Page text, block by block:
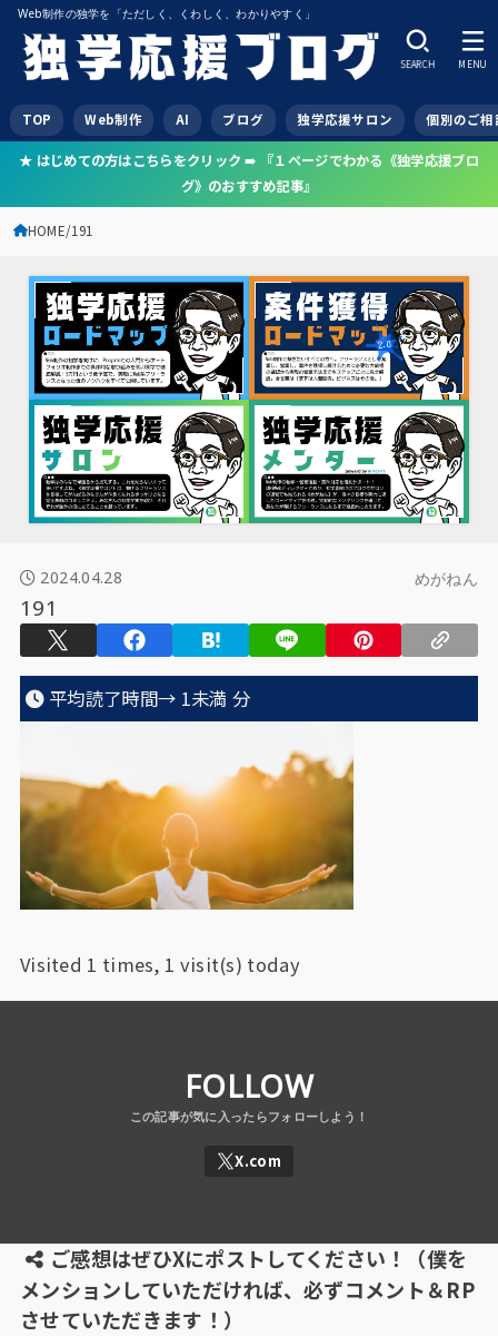
Web制作の独学を「ただしく、くわしく、わかりやすく」
TOP Web制作 AI ブログ 独学応援サロン 個別のご相
SEARCH MENU
★ はじめての方はこちらをクリック ➠ 『１ページでわかる《独学応援ブロ
グ》のおすすめ記事』
HOME 191
2024.04.28 めがねん
191
平均読了時間→ 1未満 分
Visited 1 times, 1 visit(s) today
FOLLOW
ご感想はぜひXにポストしてください！（僕を
メンションしていただければ、必ずコメント＆RP
させていただきます！）